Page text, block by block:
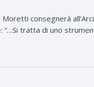
consegnerà
tratta di uno